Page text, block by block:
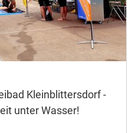
Kleinblittersdorf -
unter Wasser!